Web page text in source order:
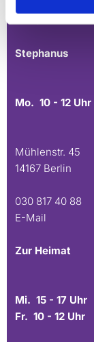
Stephanus
Mo. 10 - 12 Uhr
Mühlenstr. 45
14167 Berlin
030 817 40 88
E-Mail
Zur Heimat
Mi. 15 - 17 Uhr
Fr. 10 - 12 Uhr